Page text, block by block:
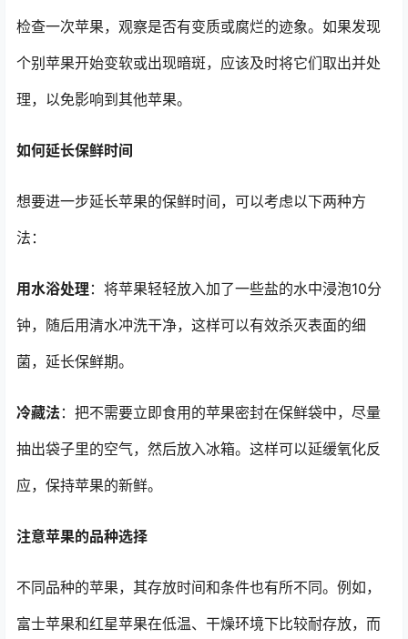
检查一次苹果，观察是否有变质或腐烂的迹象。如果发现
个别苹果开始变软或出现暗斑，应该及时将它们取出并处
理，以免影响到其他苹果。
如何延长保鲜时间
想要进一步延长苹果的保鲜时间，可以考虑以下两种方
法：
用水浴处理 ：将苹果轻轻放入加了一些盐的水中浸泡10分
钟，随后用清水冲洗干净，这样可以有效杀灭表面的细
菌，延长保鲜期。
冷藏法 ：把不需要立即食用的苹果密封在保鲜袋中，尽量
抽出袋子里的空气，然后放入冰箱。这样可以延缓氧化反
应，保持苹果的新鲜。
注意苹果的品种选择
不同品种的苹果，其存放时间和条件也有所不同。例如，
富士苹果和红星苹果在低温、干燥环境下比较耐存放，而